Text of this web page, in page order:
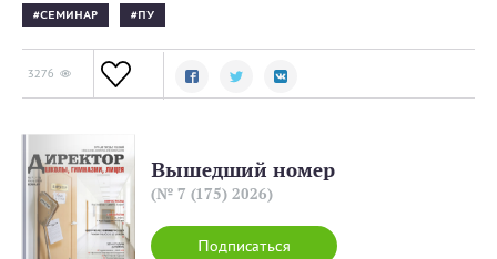
СЕМИНАР ПУ
3276
Подписаться
Вышедший номер
(№ 7 (175) 2026)